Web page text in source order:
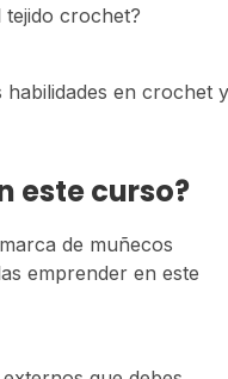
tejido crochet?
habilidades en crochet y
este curso?
de muñecos
emprender en este